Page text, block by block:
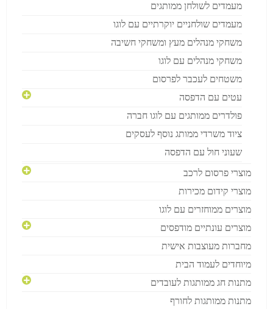
מעמדים לשולחן ממותגים
מעמדים שולחניים יוקרתיים עם לוגו
משחקי מנהלים מעץ ומשחקי חשיבה
משחקי מנהלים עם לוגו
משטחים לעכבר לפרסום
עטים עם הדפסה
פולדרים ממותגים עם לוגו חברה
ציוד משרדי ממותג נוסף לעסקים
שעוני חול עם הדפסה
מוצרי פרסום לרכב
מוצרי קידום מכירות
מוצרים ממוחזרים עם לוגו
מוצרים עונתיים מודפסים
מחברות מעוצבות אישית
מיוחדים לעמוד הבית
מתנות חג ממותגות לעובדים
מתנות ממותגות לחורף